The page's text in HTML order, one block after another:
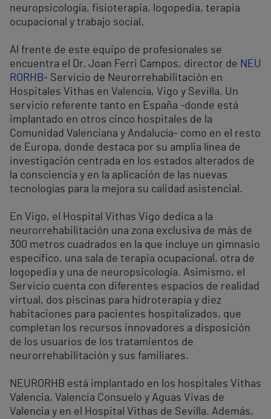
neuropsicología, fisioterapia, logopedia, terapia
ocupacional y trabajo social.
Al frente de este equipo de profesionales se
encuentra el Dr. Joan Ferri Campos, director de NEU
RORHB- Servicio de Neurorrehabilitación en
Hospitales Vithas en Valencia, Vigo y Sevilla. Un
servicio referente tanto en España -donde está
implantado en otros cinco hospitales de la
Comunidad Valenciana y Andalucía- como en el resto
de Europa, donde destaca por su amplia línea de
investigación centrada en los estados alterados de
la consciencia y en la aplicación de las nuevas
tecnologías para la mejora su calidad asistencial.
En Vigo, el Hospital Vithas Vigo dedica a la
neurorrehabilitación una zona exclusiva de más de
300 metros cuadrados en la que incluye un gimnasio
específico, una sala de terapia ocupacional, otra de
logopedia y una de neuropsicología. Asimismo, el
Servicio cuenta con diferentes espacios de realidad
virtual, dos piscinas para hidroterapia y diez
habitaciones para pacientes hospitalizados, que
completan los recursos innovadores a disposición
de los usuarios de los tratamientos de
neurorrehabilitación y sus familiares.
NEURORHB está implantado en los hospitales Vithas
Valencia, Valencia Consuelo y Aguas Vivas de
Valencia y en el Hospital Vithas de Sevilla. Además,